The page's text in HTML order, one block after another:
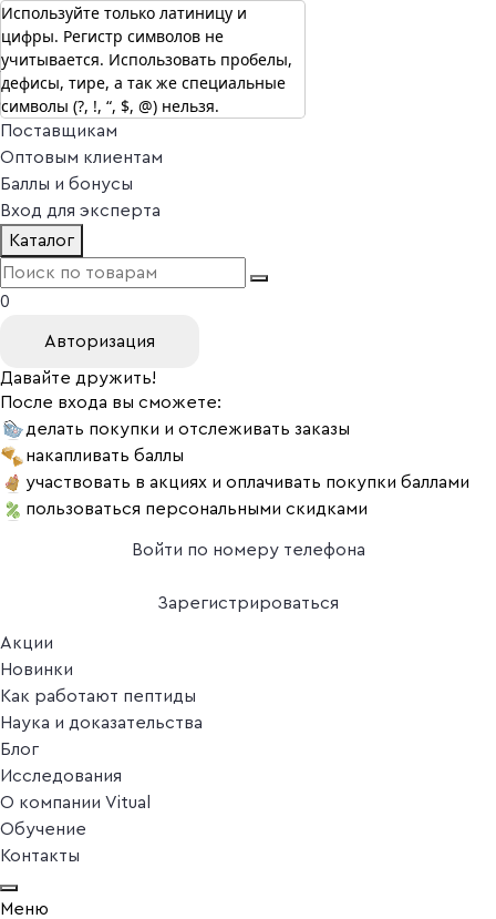
г. Москва
Vitual Peptide +7 (800) 101-13-25
Специалистам
Поставщикам
Оптовым клиентам
Баллы и бонусы
Вход для эксперта
Каталог
0
Авторизация
Давайте дружить!
После входа вы сможете:
делать покупки и отслеживать заказы
накапливать баллы
участвовать в акциях и оплачивать покупки баллами
пользоваться персональными скидками
Войти по номеру телефона
Зарегистрироваться
Акции
Новинки
Как работают пептиды
Наука и доказательства
Блог
Исследования
О компании Vitual
Обучение
Контакты
Меню
Используйте только латиницу и
цифры. Регистр символов не
учитывается. Использовать пробелы,
дефисы, тире, а так же специальные
символы (?, !, “, $, @) нельзя.